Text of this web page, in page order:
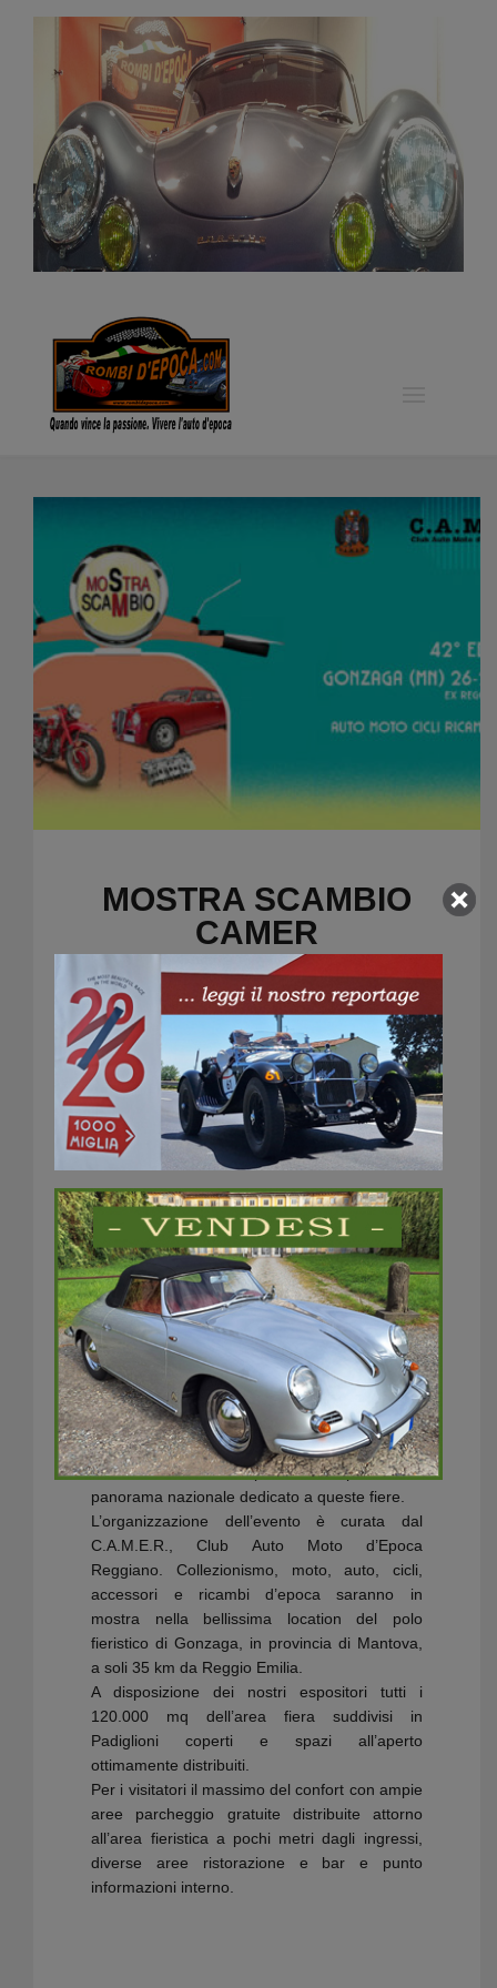
MOSTRA SCAMBIO
CAMER
Data / Ora
04/04/2025 - 06/04/2025
8:00 - 17:00
Luogo
FIERA MILLENARIA
www.camerclub.it
MOSTRA SCAMBIO
Auto Moto Cicli Ricambi e Accessori d’Epoca
Straordinario ed eccezionale appuntamento
per il vero cultore del motorismo storico.
Una manifestazione che occupa da diversi
anni un ruolo di primissimo piano nel
panorama nazionale dedicato a queste fiere.
L’organizzazione dell’evento è curata dal
C.A.M.E.R., Club Auto Moto d’Epoca
Reggiano. Collezionismo, moto, auto, cicli,
accessori e ricambi d’epoca saranno in
mostra nella bellissima location del polo
fieristico di Gonzaga, in provincia di Mantova,
a soli 35 km da Reggio Emilia.
A disposizione dei nostri espositori tutti i
120.000 mq dell’area fiera suddivisi in
Padiglioni coperti e spazi all’aperto
ottimamente distribuiti.
Per i visitatori il massimo del confort con ampie
aree parcheggio gratuite distribuite attorno
all’area fieristica a pochi metri dagli ingressi,
diverse aree ristorazione e bar e punto
informazioni interno.